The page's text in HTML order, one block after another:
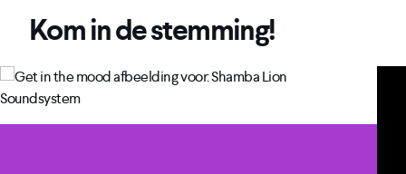
Kom in de stemming!